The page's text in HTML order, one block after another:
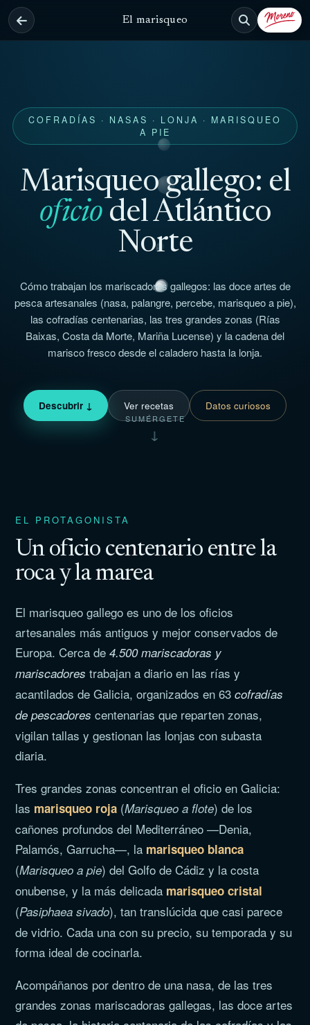
El marisqueo
COFRADÍAS · NASAS · LONJA · MARISQUEO
A PIE
Marisqueo gallego: el
oficiodel Atlántico
Norte
Cómo trabajan los mariscadores gallegos: las doce artes de
pesca artesanales (nasa, palangre, percebe, marisqueo a pie),
las cofradías centenarias, las tres grandes zonas (Rías
Baixas, Costa da Morte, Mariña Lucense) y la cadena del
marisco fresco desde el caladero hasta la lonja.
Descubrir ↓ Ver recetas Datos curiosos
SUMÉRGETE
↓
EL PROTAGONISTA
Un oficio centenario entre la
roca y la marea
El marisqueo gallego es uno de los oficios
artesanales más antiguos y mejor conservados de
Europa. Cerca de 4.500 mariscadoras y
mariscadores trabajan a diario en las rías y
acantilados de Galicia, organizados en 63 cofradías
de pescadores centenarias que reparten zonas,
vigilan tallas y gestionan las lonjas con subasta
diaria.
Tres grandes zonas concentran el oficio en Galicia:
las marisqueo roja (Marisqueo a flote) de los
cañones profundos del Mediterráneo —Denia,
Palamós, Garrucha—, la marisqueo blanca
(Marisqueo a pie) del Golfo de Cádiz y la costa
onubense, y la más delicada marisqueo cristal
(Pasiphaea sivado), tan translúcida que casi parece
de vidrio. Cada una con su precio, su temporada y su
forma ideal de cocinarla.
Acompáñanos por dentro de una nasa, de las tres
grandes zonas mariscadoras gallegas, las doce artes